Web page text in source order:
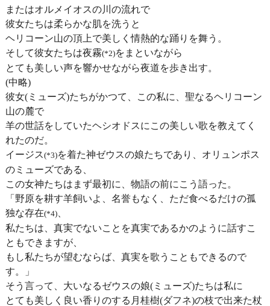
またはオルメイオスの川の流れで
彼女たちは柔らかな肌を洗うと
ヘリコーン山の頂上で美しく情熱的な踊りを舞う。
そして彼女たちは夜霧(*2)をまといながら
とても美しい声を響かせながら夜道を歩き出す。
(中略)
彼女(ミューズ)たちがかつて、この私に、聖なるヘリコーン
山の麓で
羊の世話をしていたヘシオドスにこの美しい歌を教えてく
れたのだ。
イージス(*3)を着た神ゼウスの娘たちであり、オリュンポス
のミューズである、
この女神たちはまず最初に、物語の前にこう語った。
「野原を耕す羊飼いよ、名誉もなく、ただ食べるだけの孤
独な存在(*4)、
私たちは、真実でないことを真実であるかのように話すこ
ともできますが、
もし私たちが望むならば、真実を歌うこともできるので
す。」
そう言って、大いなるゼウスの娘(ミューズ)たちは私に
とても美しく良い香りのする月桂樹(ダフネ)の枝で出来た杖